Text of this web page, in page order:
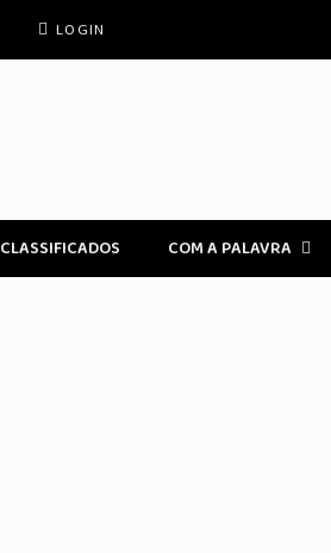
LOGIN
CLASSIFICADOS COM A PALAVRA